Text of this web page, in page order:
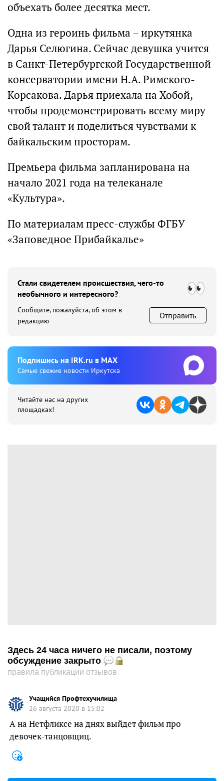
объехать более десятка мест.
Одна из героинь фильма – иркутянка
Дарья Селюгина. Сейчас девушка учится
в Санкт-Петербургской Государственной
консерватории имени Н.А. Римского-
Корсакова. Дарья приехала на Хобой,
чтобы продемонстрировать всему миру
свой талант и поделиться чувствами к
байкальским просторам.
Премьера фильма запланирована на
начало 2021 года на телеканале
«Культура».
По материалам пресс-службы ФГБУ
«Заповедное Прибайкалье»
Стали свидетелем происшествия, чего-то
необычного и интересного?
Сообщите, пожалуйста, об этом в
редакцию
Отправить
Подпишиcь на IRK.ru в MAX
Cамые свежие новости Иркутска
Читайте нас на других
площадках!
Здесь 24 часа ничего не писали, поэтому
обсуждение закрыто
правила публикации отзывов
Учащийся Профтехучилища
26 августа 2020 в 15:02
А на Нетфликсе на днях выйдет фильм про
девочек-танцовщиц.